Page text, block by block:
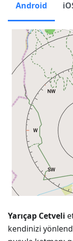
Android
Yarıçap Cetveli
kendinizi